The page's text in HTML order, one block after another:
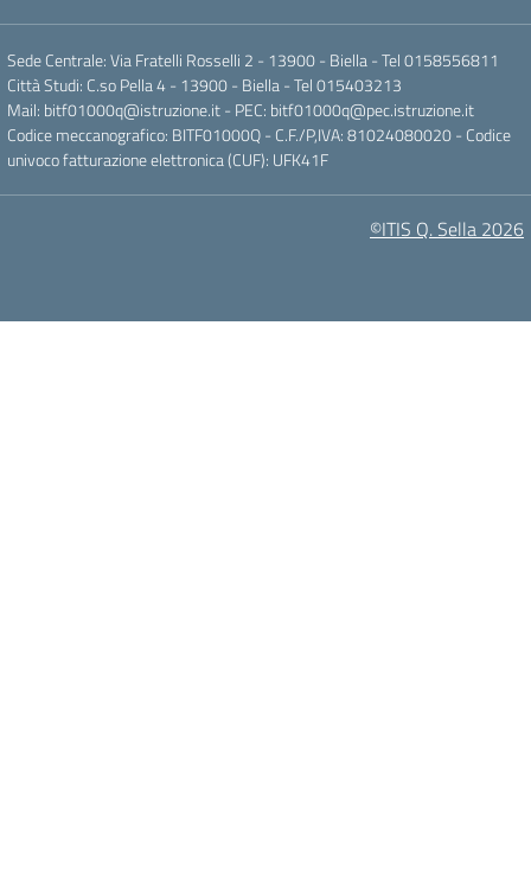
Sede Centrale: Via Fratelli Rosselli 2 - 13900 - Biella - Tel 0158556811
Città Studi: C.so Pella 4 - 13900 - Biella - Tel 015403213
Mail: bitf01000q@istruzione.it- PEC: bitf01000q@pec.istruzione.it
Codice meccanografico: BITF01000Q - C.F./P,IVA: 81024080020 - Codice
univoco fatturazione elettronica (CUF): UFK41F
©ITIS Q. Sella 2026